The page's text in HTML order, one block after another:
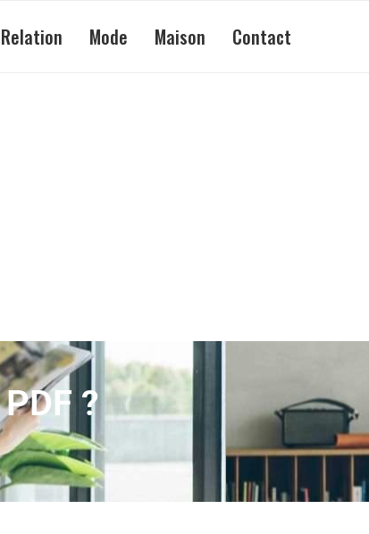
Relation Mode Maison Contact
?